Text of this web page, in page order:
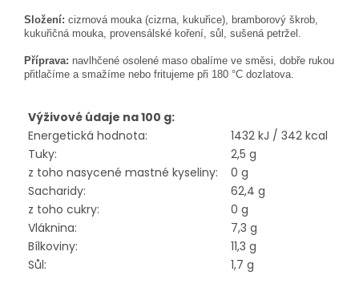
Složení: cizrnová mouka (cizrna, kukuřice), bramborový škrob,
kukuřičná mouka, provensálské koření, sůl, sušená petržel.
Příprava: navlhčené osolené maso obalíme ve směsi, dobře rukou
přitlačíme a smažíme nebo fritujeme při 180 °C dozlatova.
Výživové údaje na 100 g:
Energetická hodnota:
1432 kJ / 342 kcal
Tuky:
2,5 g
z toho nasycené mastné kyseliny:
0 g
Sacharidy:
62,4 g
z toho cukry:
0 g
Vláknina:
7,3 g
Bílkoviny:
11,3 g
Sůl:
1,7 g